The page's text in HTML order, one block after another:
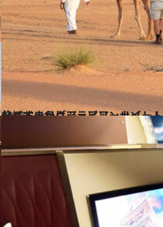
2023.5.21
ドバイのラグジュアリーリゾートへ 砂漠を遊び尽くす非日常体験で 気分はすっかりアラビアンナイト！
旅＆お出かけ